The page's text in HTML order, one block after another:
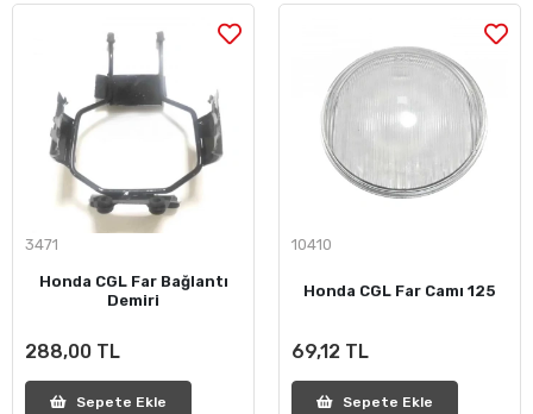
3471
Honda CGL Far Bağlantı
Demiri
288,00 TL
Sepete Ekle
10410
Honda CGL Far Camı 125
69,12 TL
Sepete Ekle